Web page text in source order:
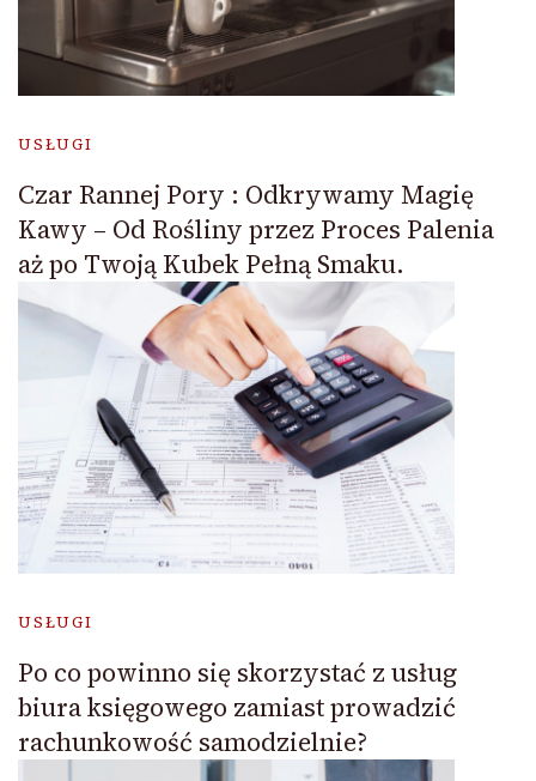
USŁUGI
Czar Rannej Pory : Odkrywamy Magię
Kawy – Od Rośliny przez Proces Palenia
aż po Twoją Kubek Pełną Smaku.
USŁUGI
Po co powinno się skorzystać z usług
biura księgowego zamiast prowadzić
rachunkowość samodzielnie?